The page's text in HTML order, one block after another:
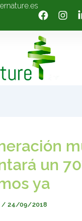
un
ya
/ 24/09/2018